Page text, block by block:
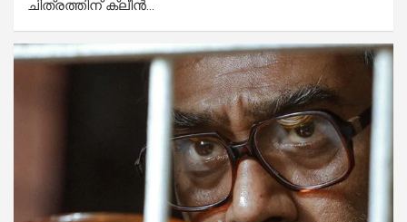
ചിത്രത്തിന് ക്ലീന്‍…